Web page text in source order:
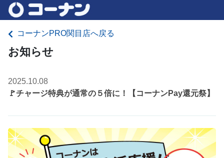
コーナンPRO関目店へ戻る
お知らせ
2025.10.08
🚩チャージ特典が通常の５倍に！【コーナンPay還元祭】